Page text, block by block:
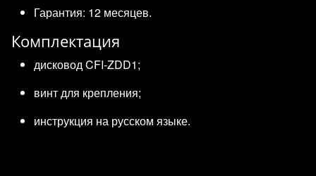
Гарантия: 12 месяцев.
Комплектация
дисковод CFI‑ZDD1;
винт для крепления;
инструкция на русском языке.